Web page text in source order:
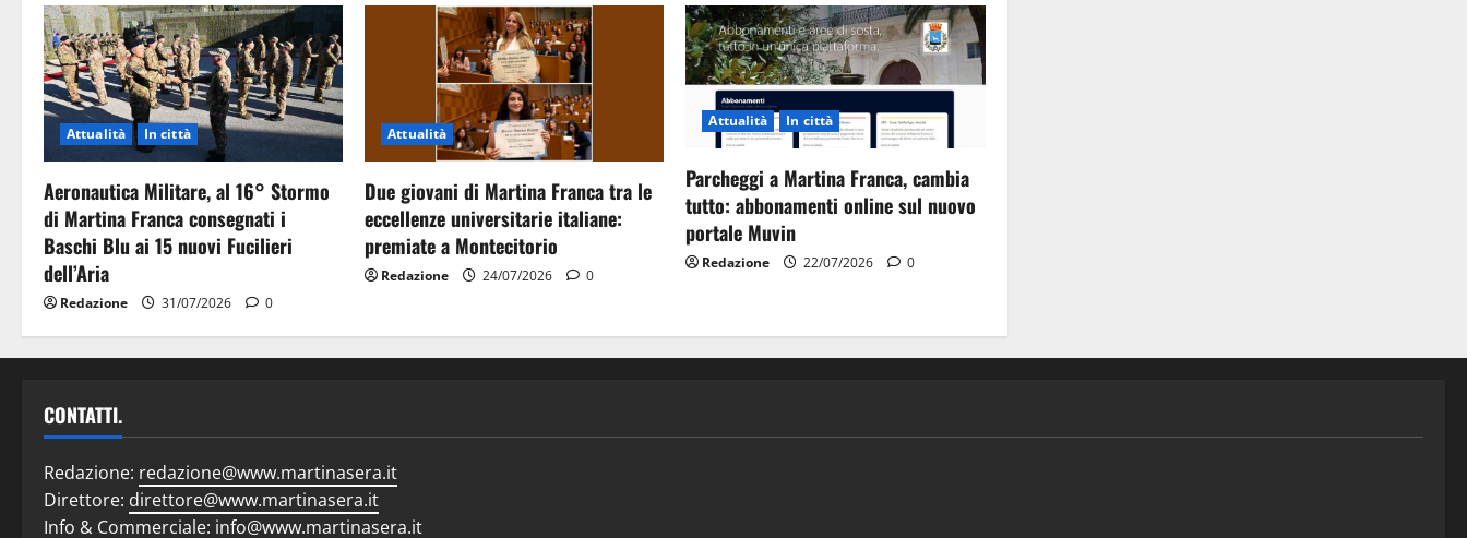
Attualità In città
Aeronautica Militare, al 16° Stormo
di Martina Franca consegnati i
Baschi Blu ai 15 nuovi Fucilieri
dell’Aria
Redazione 31/07/2026 0
Attualità
Due giovani di Martina Franca tra le
eccellenze universitarie italiane:
premiate a Montecitorio
Redazione 24/07/2026 0
Attualità In città
Parcheggi a Martina Franca, cambia
tutto: abbonamenti online sul nuovo
portale Muvin
Redazione 22/07/2026 0
CONTATTI.
Redazione: redazione@www.martinasera.it
Direttore: direttore@www.martinasera.it
Info & Commerciale: info@www.martinasera.it